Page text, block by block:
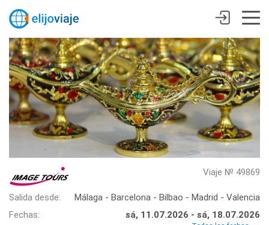
Viaje № 49869
Salida desde:
Málaga - Barcelona - Bilbao - Madrid - Valencia
Fechas:
sá, 11.07.2026 - sá, 18.07.2026